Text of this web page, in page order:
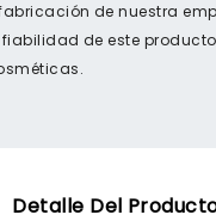
de nuestra
de este
Detalle Del